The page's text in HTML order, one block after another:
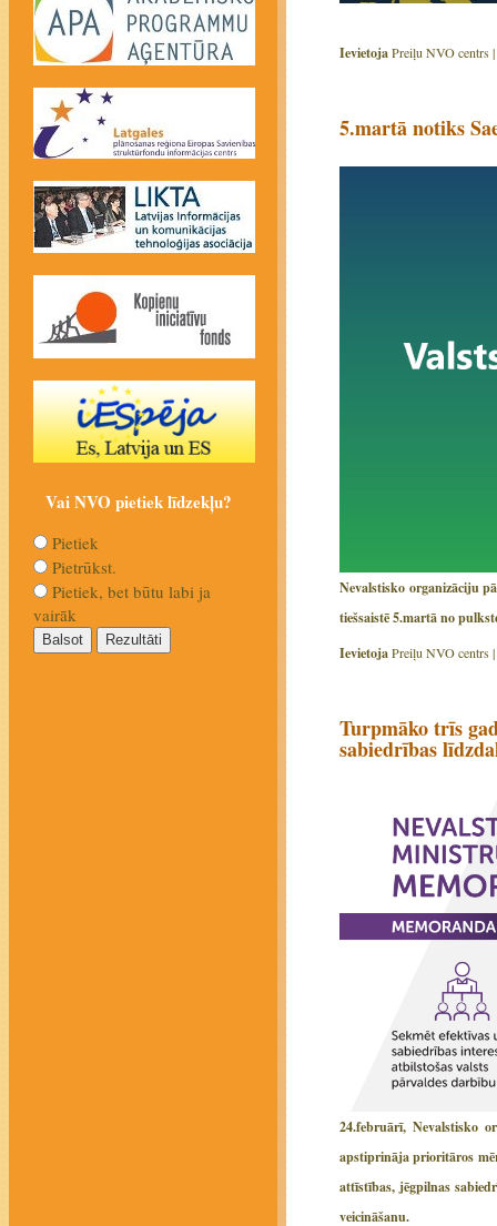
IevietojaPreiļu NVO centrs |
5.martā notiks
Nevalstisko organizāciju
tiešsaistē 5.martā no
IevietojaPreiļu NVO centrs |
Turpmāko trīs
sabiedrības
24.februārī, Nevalstisko
apstiprināja prioritāros
attīstības, jēgpilnas
veicināšanu.
Vai NVO pietiek līdzekļu?
Pietiek
Pietrūkst.
Pietiek, bet būtu labi ja
vairāk